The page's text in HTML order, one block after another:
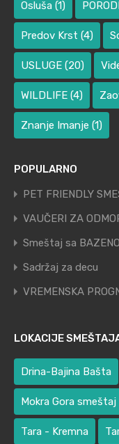
Osluša (1)
Predov Krst (4)
USLUGE (20)
WILDLIFE (4)
Znanje Imanje (1)
POPULARNO
PET FRIENDLY
VAUČERI ZA
Smeštaj sa
Sadržaj za decu
VREMENSKA
LOKACIJE
Drina-Bajina Bašta
Mokra Gora smeštaj
Tara - Kremna